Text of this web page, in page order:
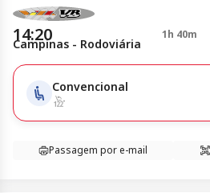
14:20 1h 40m
Campinas - Rodoviária
Convencional
Passagem por e-mail